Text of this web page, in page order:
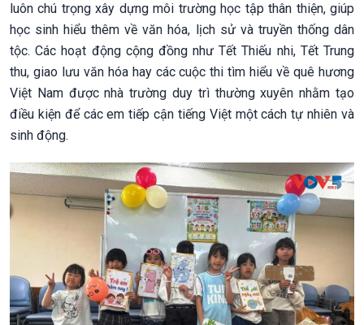
luôn chú trọng xây dựng môi trường học tập thân thiện, giúp
học sinh hiểu thêm về văn hóa, lịch sử và truyền thống dân
tộc. Các hoạt động cộng đồng như Tết Thiếu nhi, Tết Trung
thu, giao lưu văn hóa hay các cuộc thi tìm hiểu về quê hương
Việt Nam được nhà trường duy trì thường xuyên nhằm tạo
điều kiện để các em tiếp cận tiếng Việt một cách tự nhiên và
sinh động.